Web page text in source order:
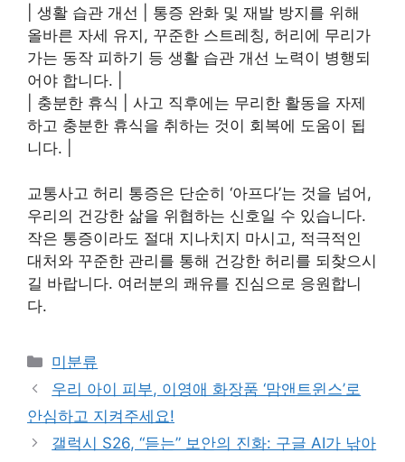
| 생활 습관 개선 | 통증 완화 및 재발 방지를 위해
올바른 자세 유지, 꾸준한 스트레칭, 허리에 무리가
가는 동작 피하기 등 생활 습관 개선 노력이 병행되
어야 합니다. |
| 충분한 휴식 | 사고 직후에는 무리한 활동을 자제
하고 충분한 휴식을 취하는 것이 회복에 도움이 됩
니다. |
교통사고 허리 통증은 단순히 ‘아프다’는 것을 넘어,
우리의 건강한 삶을 위협하는 신호일 수 있습니다.
작은 통증이라도 절대 지나치지 마시고, 적극적인
대처와 꾸준한 관리를 통해 건강한 허리를 되찾으시
길 바랍니다. 여러분의 쾌유를 진심으로 응원합니
다.
Categories
미분류
우리 아이 피부, 이영애 화장품 ‘맘앤트윈스’로
안심하고 지켜주세요!
갤럭시 S26, “듣는” 보안의 진화: 구글 AI가 낚아